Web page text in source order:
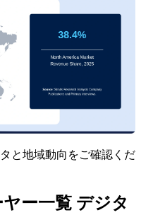
と地域動向をご確認くだ
ー一覧 デジタ